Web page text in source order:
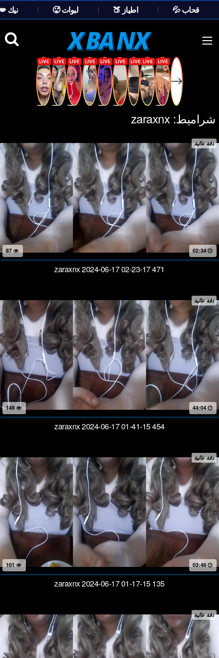
💦 قحاب 🍑 اطياز 🥵 لبوات
💋 نيك
content
شراميط: zaraxnx
دقة عالية
02:34
zaraxnx 2024-06-17 02-23-17 471
دقة عالية
149 44:04
zaraxnx 2024-06-17 01-41-15 454
دقة عالية
03:46
zaraxnx 2024-06-17 01-17-15 135
دقة عالية